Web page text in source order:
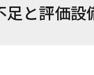
足と評価設